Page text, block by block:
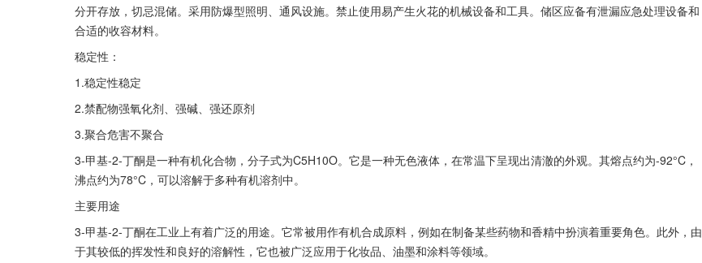
分开存放，切忌混储。采用防爆型照明、通风设施。禁止使用易产生火花的机械设备和工具。储区应备有泄漏应急处理设备和
合适的收容材料。
稳定性：
1.稳定性稳定
2.禁配物强氧化剂、强碱、强还原剂
3.聚合危害不聚合
3-甲基-2-丁酮是一种有机化合物，分子式为C5H10O。它是一种无色液体，在常温下呈现出清澈的外观。其熔点约为-92°C，
沸点约为78°C，可以溶解于多种有机溶剂中。
主要用途
3-甲基-2-丁酮在工业上有着广泛的用途。它常被用作有机合成原料，例如在制备某些药物和香精中扮演着重要角色。此外，由
于其较低的挥发性和良好的溶解性，它也被广泛应用于化妆品、油墨和涂料等领域。